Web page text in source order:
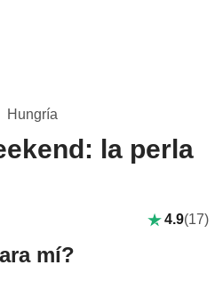
Hungría
la perla
4.9(17)
mí?